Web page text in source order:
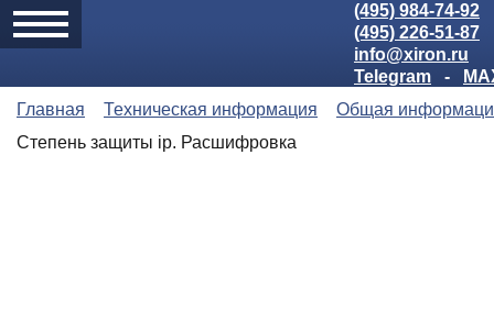
(495) 984-74-92
(495) 226-51-87
info@xiron.ru
Telegram
-
Главная
Техническая информация
Общая
Степень защиты ip. Расшифровка